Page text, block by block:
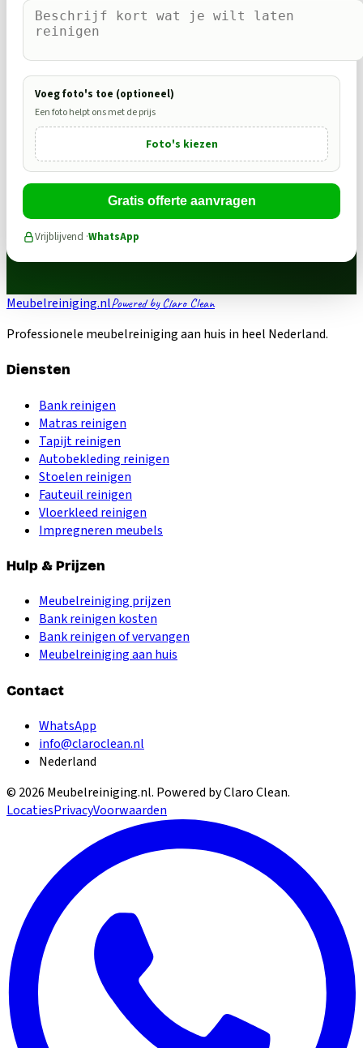
Voeg foto's toe (optioneel)
Een foto helpt ons met de prijs
Foto's kiezen
Gratis offerte aanvragen
Vrijblijvend ·WhatsApp
Meubelreiniging.nlPowered by Claro Clean
Professionele meubelreiniging aan huis in heel Nederland.
Diensten
Bank reinigen
Matras reinigen
Tapijt reinigen
Autobekleding reinigen
Stoelen reinigen
Fauteuil reinigen
Vloerkleed reinigen
Impregneren meubels
Hulp & Prijzen
Meubelreiniging prijzen
Bank reinigen kosten
Bank reinigen of vervangen
Meubelreiniging aan huis
Contact
WhatsApp
info@claroclean.nl
Nederland
© 2026 Meubelreiniging.nl. Powered by Claro Clean.
LocatiesPrivacyVoorwaarden